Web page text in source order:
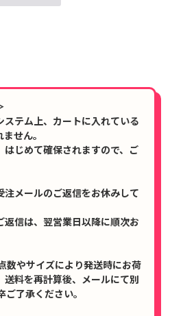
ステム上、カートに入れている
せん。
はじめて確保されますので、ご
注メールのご返信をお休みして
返信は、翌営業日以降に順次お
数やサイズにより発送時にお荷
送料を再計算後、メールにて別
ご了承ください。